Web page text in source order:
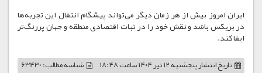
ایران امروز بیش از هر زمان دیگر می‌تواند پیشگام انتقال این تجربه‌ها
در بریکس باشد و نقش خود را در ثبات اقتصادی منطقه و جهان پررنگ‌تر
ایفا کند.
شناسه مطالب: 63430 تاریخ انتشارپنجشنبه ۱۲ تیر ۱۴۰۴ ساعت ۱۸:۴۸